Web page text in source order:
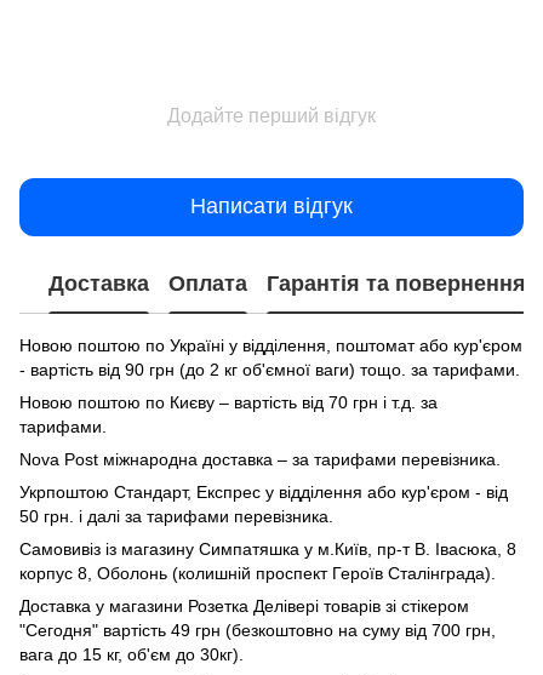
Додайте перший відгук
Написати відгук
Доставка Оплата Гарантія та повернення
Новою поштою по Україні у відділення, поштомат або кур'єром
- вартість від 90 грн (до 2 кг об'ємної ваги) тощо. за тарифами.
Новою поштою по Києву – вартість від 70 грн і т.д. за
тарифами.
Nova Post міжнародна доставка – за тарифами перевізника.
Укрпоштою Стандарт, Експрес у відділення або кур'єром - від
50 грн. і далі за тарифами перевізника.
Самовивіз із магазину Симпатяшка у м.Київ, пр-т В. Івасюка, 8
корпус 8, Оболонь (колишній проспект Героїв Сталінграда).
Доставка у магазини Розетка Делівері товарів зі стікером
"Сегодня" вартість 49 грн (безкоштовно на суму від 700 грн,
вага до 15 кг, об'єм до 30кг).